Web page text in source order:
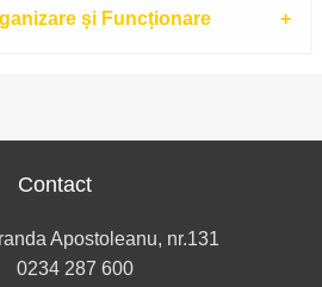
și Funcționare
Contact
Apostoleanu, nr.131
0234 287 600